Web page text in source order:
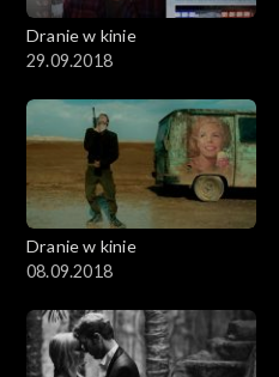
Dranie w kinie
29.09.2018
Dranie w kinie
08.09.2018